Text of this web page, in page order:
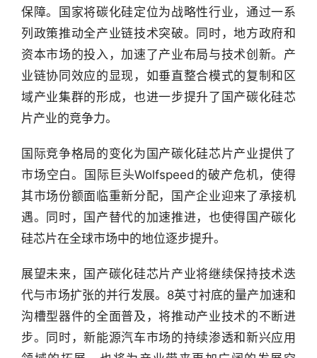
行
业
快
报
讯
精
选
头
保障。国家将碳化硅定位为战略性行业，通过一系
列政策推动全产业链技术突破。同时，地方政府和
资本市场的投入，加速了产业布局与技术创新。产
业链协同效应的显现，如垂直整合模式的复制和区
域产业集群的形成，也进一步提升了国产碳化硅芯
片产业的竞争力。
国际竞争格局的变化为国产碳化硅芯片产业提供了
市场空白。国际巨头Wolfspeed的破产危机，使得
其市场份额面临重新分配，国产企业迎来了承接机
遇。同时，国产替代的加速推进，也使得国产碳化
硅芯片在全球市场中的地位逐步提升。
展望未来，国产碳化硅芯片产业将继续保持技术迭
代与市场扩张的并行发展。8英寸衬底的量产加速和
沟槽型器件的全面普及，将推动产业技术的不断进
步。同时，新能源汽车市场的持续渗透和新兴应用